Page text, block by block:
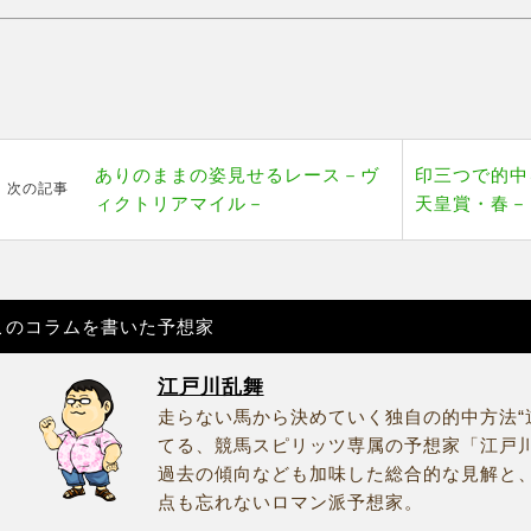
次の記事
ありのままの姿見せるレース－ヴ
ィクトリアマイル－
印三つで的
天皇賞・春－
のコラムを書いた予想家
江戸川乱舞
走らない馬から決めていく独自の的中方法
てる、競馬スピリッツ専属の予想家「江戸
過去の傾向なども加味した総合的な見解と
点も忘れないロマン派予想家。